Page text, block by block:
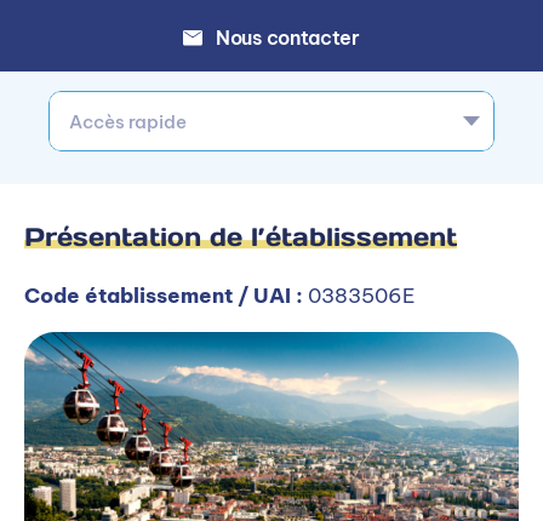
Nous contacter
Accès rapide
Présentation de l’établissement
Code établissement / UAI : 0383506E